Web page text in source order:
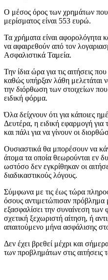
Ο μέσος όρος των χρημάτων που
μερίσματος είναι 553 ευρώ.
Τα χρήματα είναι αφορολόγητα
να αφαιρεθούν από τον
Ασφαλιστικά Ταμεία.
Την ίδια ώρα για τις αιτήσεις
καθώς υπήρξαν λάθη μελετάται
την διόρθωση των στοιχείων
ειδική φόρμα.
Όλα δείχνουν ότι για κάποιες
Δευτέρα, η ειδική εφαρμογή για
και πάλι για να γίνουν οι
Ουσιαστικά θα μπορέσουν να
άτομα τα οποία θεωρούνται εν
ωστόσο δεν εγκρίθηκαν οι
διαδικαστικούς λόγους.
Σύμφωνα με τις έως τώρα
όσους αντιμετώπισαν
εξασφαλίσει την συναίνεση των
σχετική ξεχωριστή αίτηση, ή
απαιτούμενο μήνα ασφάλισης
Δεν έχει βρεθεί μέχρι και
των προβλημάτων στις